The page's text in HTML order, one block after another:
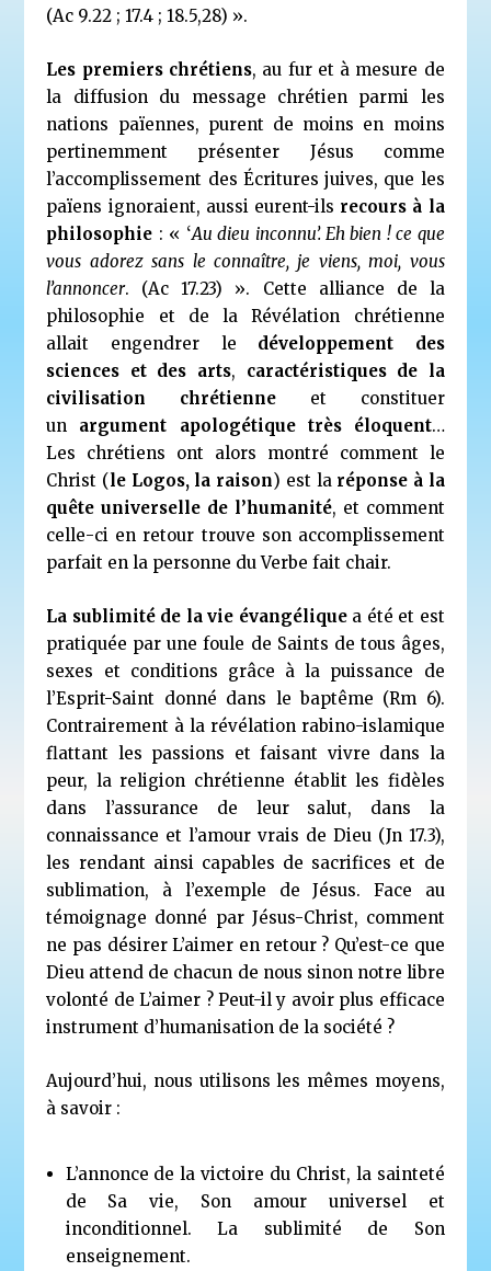
(Ac 9.22 ; 17.4 ; 18.5,28) ».
Les premiers chrétiens, au fur et à mesure de
la diffusion du message chrétien parmi les
nations païennes, purent de moins en moins
pertinemment présenter Jésus comme
l’accomplissement des Écritures juives, que les
païens ignoraient, aussi eurent-ils recours à la
philosophie : « ‘Au dieu inconnu’. Eh bien ! ce que
vous adorez sans le connaître, je viens, moi, vous
l’annoncer. (Ac 17.23) ». Cette alliance de la
philosophie et de la Révélation chrétienne
allait engendrer le développement des
sciences et des arts, caractéristiques de la
civilisation chrétienne et constituer
un argument apologétique très éloquent…
Les chrétiens ont alors montré comment le
Christ (le Logos, la raison) est la réponse à la
quête universelle de l’humanité, et comment
celle-ci en retour trouve son accomplissement
parfait en la personne du Verbe fait chair.
La sublimité de la vie évangéliquea été et est
pratiquée par une foule de Saints de tous âges,
sexes et conditions grâce à la puissance de
l’Esprit-Saint donné dans le baptême (Rm 6).
Contrairement à la révélation rabino-islamique
flattant les passions et faisant vivre dans la
peur, la religion chrétienne établit les fidèles
dans l’assurance de leur salut, dans la
connaissance et l’amour vrais de Dieu (Jn 17.3),
les rendant ainsi capables de sacrifices et de
sublimation, à l’exemple de Jésus. Face au
témoignage donné par Jésus-Christ, comment
ne pas désirer L’aimer en retour ? Qu’est-ce que
Dieu attend de chacun de nous sinon notre libre
volonté de L’aimer ? Peut-il y avoir plus efficace
instrument d’humanisation de la société ?
Aujourd’hui, nous utilisons les mêmes moyens,
à savoir :
L’annonce de la victoire du Christ, la sainteté
de Sa vie, Son amour universel et
inconditionnel. La sublimité de Son
enseignement.